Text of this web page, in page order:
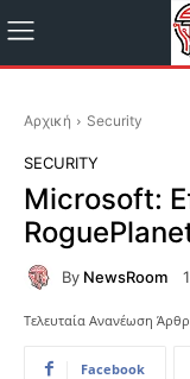
Αρχική Security
SECURITY
Microsoft:
By NewsRoom
Τελευταία Ανανέωση
Facebook